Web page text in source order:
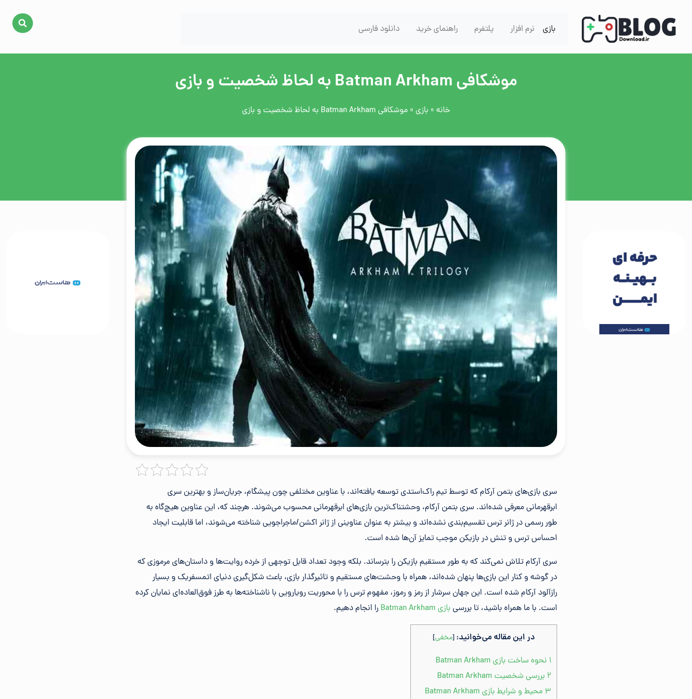
بازی
نرم افزار پلتفرم راهنمای خرید دانلود فارسی
موشکافی Batman Arkham به لحاظ شخصیت و بازی
خانه » بازی » موشکافی Batman Arkham به لحاظ شخصیت و بازی
سری بازی‌های بتمن آرکام که توسط تیم راک‌استدی توسعه یافته‌اند، با عناوین مختلفی چون پیشگام، جریان‌ساز و بهترین سری
ابرقهرمانی معرفی شده‌اند. سری بتمن آرکام، وحشتناک‌ترین بازی‌های ابرقهرمانی محسوب می‌شوند. هرچند که، این عناوین هیچ‌گاه به
طور رسمی در ژانر ترس تقسیم‌بندی نشده‌اند و بیشتر به عنوان عناوینی از ژانر اکشن/ماجراجویی شناخته می‌شوند، اما قابلیت ایجاد
احساس ترس و تنش در بازیکن موجب تمایز آن‌ها شده است.
سری آرکام تلاش نمی‌کند که به طور مستقیم بازیکن را بترساند. بلکه وجود تعداد قابل توجهی از خرده روایت‌ها و داستان‌های مرموزی که
در گوشه و کنار این بازی‌ها پنهان شده‌اند، همراه با وحشت‌های مستقیم و تاثیرگذار بازی، باعث شکل‌گیری دنیای اتمسفریک و بسیار
رازآلود آرکام شده است. این جهان سرشار از رمز و رموز، مفهوم ترس را با محوریت رویارویی با ناشناخته‌ها به طرز فوق‌العاده‌ای نمایان کرده
است. با ما همراه باشید، تا بررسی بازی Batman Arkham را انجام دهیم.
در این مقاله می‌خوانید: [مخفی]
۱ نحوه ساخت بازی Batman Arkham
۲ بررسی شخصیت Batman Arkham
۳ محیط و شرایط بازی Batman Arkham